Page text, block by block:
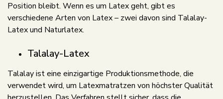
Position bleibt. Wenn es um Latex geht, gibt es
verschiedene Arten von Latex – zwei davon sind Talalay-
Latex und Naturlatex.
Talalay-Latex
Talalay ist eine einzigartige Produktionsmethode, die
verwendet wird, um Latexmatratzen von höchster Qualität